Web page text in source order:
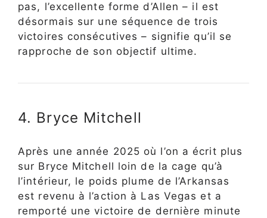
pas, l’excellente forme d’Allen – il est
désormais sur une séquence de trois
victoires consécutives – signifie qu’il se
rapproche de son objectif ultime.
4. Bryce Mitchell
Après une année 2025 où l’on a écrit plus
sur Bryce Mitchell loin de la cage qu’à
l’intérieur, le poids plume de l’Arkansas
est revenu à l’action à Las Vegas et a
remporté une victoire de dernière minute